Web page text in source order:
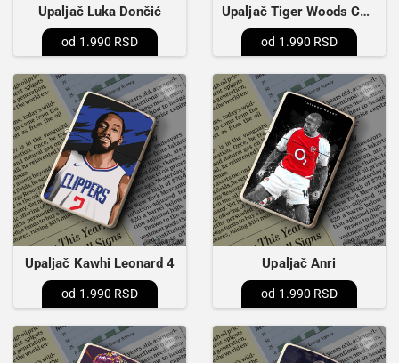
Upaljač Luka Dončić
1.990 RSD
Upaljač Tiger Woods Championship
1.990 RSD
Upaljač Kawhi Leonard 4
1.990 RSD
Upaljač Anri
1.990 RSD